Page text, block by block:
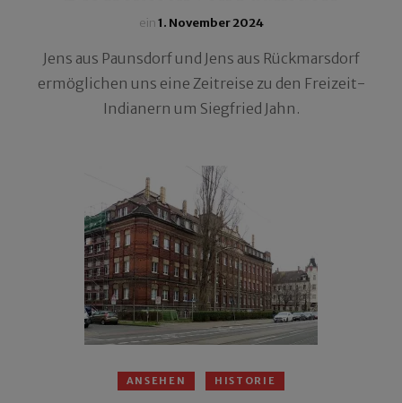
ein1. November 2024
Jens aus Paunsdorf und Jens aus Rückmarsdorf
ermöglichen uns eine Zeitreise zu den Freizeit-
Indianern um Siegfried Jahn.
ANSEHEN HISTORIE